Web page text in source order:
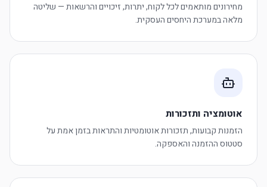
מחירונים מותאמים לכל לקוח, יתרות, זיכויים והרשאות — שליטה
מלאה במערכת היחסים העסקית.
אוטומציה ותזכורות
הזמנות קבועות, תזכורות אוטומטיות והתראות בזמן אמת על
סטטוס ההזמנה והאספקה.